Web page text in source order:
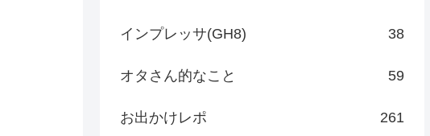
インプレッサ(GH8) 38
オタさん的なこと 59
お出かけレポ 261